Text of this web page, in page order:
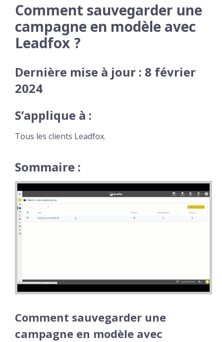
Comment sauvegarder une
campagne en modèle avec
Leadfox ?
Dernière mise à jour : 8 février
2024
S’applique à :
Tous les clients Leadfox.
Sommaire :
Comment sauvegarder une
campagne en modèle avec